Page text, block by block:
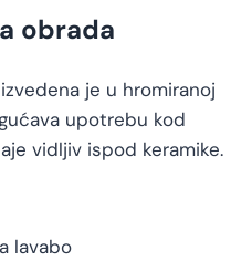
obrada
je u hromiranoj
upotrebu kod
vidljiv ispod keramike.
lavabo